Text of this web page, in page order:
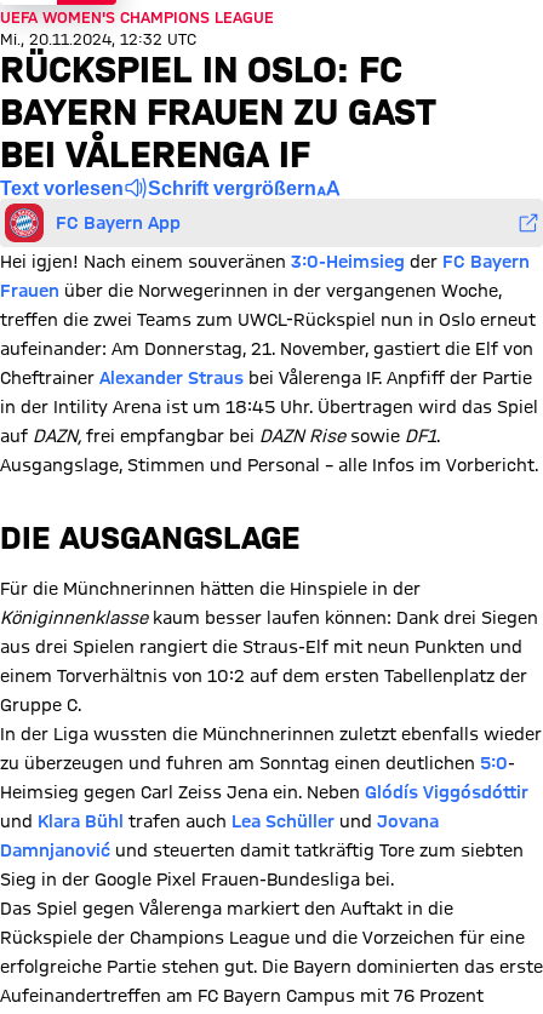
UEFA WOMEN'S CHAMPIONS LEAGUE
Mi., 20.11.2024, 12:32 UTC
RÜCKSPIEL IN OSLO: FC
BAYERN FRAUEN ZU GAST
BEI VÅLERENGA IF
Text vorlesen Schrift vergrößern
FC Bayern App
Hei igjen! Nach einem souveränen 3:0-Heimsieg der FC Bayern
Frauen über die Norwegerinnen in der vergangenen Woche,
treffen die zwei Teams zum UWCL-Rückspiel nun in Oslo erneut
aufeinander: Am Donnerstag, 21. November, gastiert die Elf von
Cheftrainer Alexander Straus bei Vålerenga IF. Anpfiff der Partie
in der Intility Arena ist um 18:45 Uhr. Übertragen wird das Spiel
auf DAZN, frei empfangbar bei DAZN Rise sowie DF1.
Ausgangslage, Stimmen und Personal – alle Infos im Vorbericht.
DIE AUSGANGSLAGE
Für die Münchnerinnen hätten die Hinspiele in der
Königinnenklassekaum besser laufen können: Dank drei Siegen
aus drei Spielen rangiert die Straus-Elf mit neun Punkten und
einem Torverhältnis von 10:2 auf dem ersten Tabellenplatz der
Gruppe C.
In der Liga wussten die Münchnerinnen zuletzt ebenfalls wieder
zu überzeugen und fuhren am Sonntag einen deutlichen 5:0-
Heimsieg gegen Carl Zeiss Jena ein. Neben Glódís Viggósdóttir
und Klara Bühl trafen auch Lea Schüller und Jovana
Damnjanović und steuerten damit tatkräftig Tore zum siebten
Sieg in der Google Pixel Frauen-Bundesliga bei.
Das Spiel gegen Vålerenga markiert den Auftakt in die
Rückspiele der Champions League und die Vorzeichen für eine
erfolgreiche Partie stehen gut. Die Bayern dominierten das erste
Aufeinandertreffen am FC Bayern Campus mit 76 Prozent